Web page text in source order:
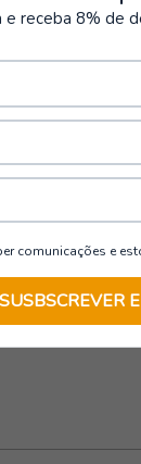
méthodes de
e receba 8% de
comunicações e
SUSBSCREVER